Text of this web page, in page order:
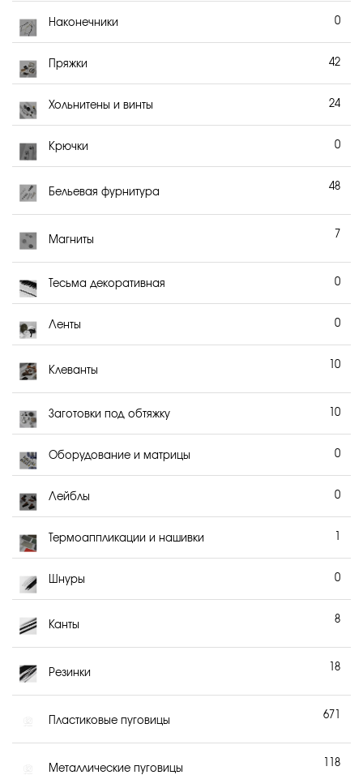
Наконечники 0
Пряжки 42
Хольнитены и винты 24
Крючки 0
Бельевая фурнитура
48
Магниты
7
Тесьма декоративная 0
Ленты 0
Клеванты
10
Заготовки под обтяжку 10
Оборудование и матрицы 0
Лейблы 0
Термоаппликации и нашивки
Шнуры 0
Канты
8
Резинки
18
Пластиковые пуговицы
671
Металлические пуговицы
118